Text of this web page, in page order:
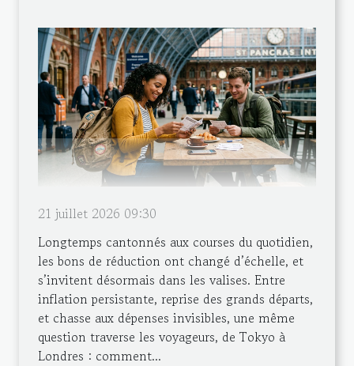
21 juillet 2026 09:30
Longtemps cantonnés aux courses du quotidien,
les bons de réduction ont changé d’échelle, et
s’invitent désormais dans les valises. Entre
inflation persistante, reprise des grands départs,
et chasse aux dépenses invisibles, une même
question traverse les voyageurs, de Tokyo à
Londres : comment...